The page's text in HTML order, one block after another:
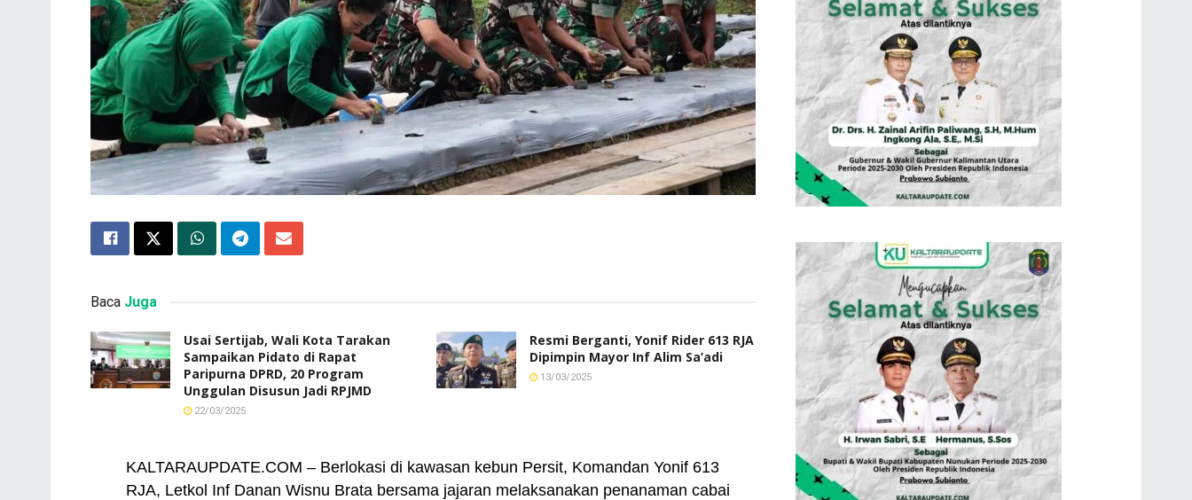
Baca Juga
Usai Sertijab, Wali Kota Tarakan
Sampaikan Pidato di Rapat
Paripurna DPRD, 20 Program
Unggulan Disusun Jadi RPJMD
22/03/2025
Resmi Berganti, Yonif Rider 613 RJA
Dipimpin Mayor Inf Alim Sa’adi
13/03/2025
KALTARAUPDATE.COM – Berlokasi di kawasan kebun Persit, Komandan Yonif 613
RJA, Letkol Inf Danan Wisnu Brata bersama jajaran melaksanakan penanaman cabai